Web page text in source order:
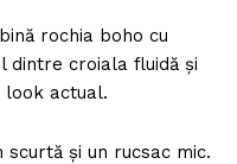
rochia boho cu
dintre croiala fluidă și
look actual.
scurtă și un rucsac mic.